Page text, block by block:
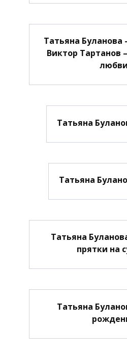
Татьяна
Виктор Тартанов
любви
Татьяна
Татьяна
Татьяна
прятки на
Татьяна